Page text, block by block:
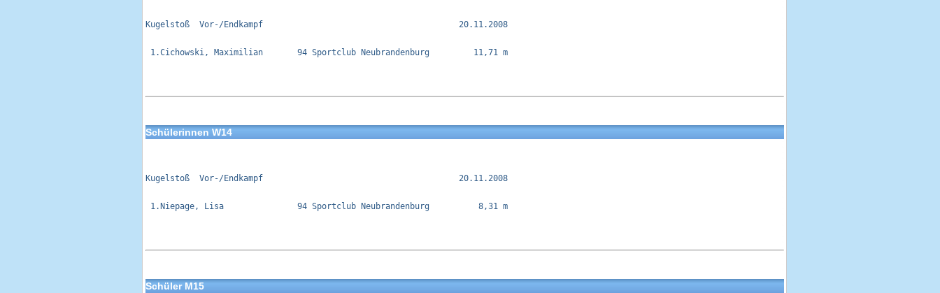
Kugelstoß  Vor-/Endkampf                                        20.11.2008
1.Cichowski, Maximilian       94 Sportclub Neubrandenburg         11,71 m
Schülerinnen W14
Kugelstoß  Vor-/Endkampf                                        20.11.2008
1.Niepage, Lisa               94 Sportclub Neubrandenburg          8,31 m
Schüler M15